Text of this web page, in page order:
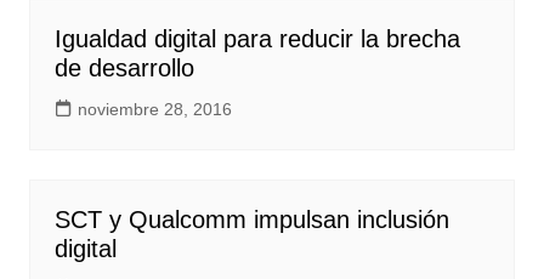
Igualdad digital para reducir la brecha
de desarrollo
noviembre 28, 2016
SCT y Qualcomm impulsan inclusión
digital